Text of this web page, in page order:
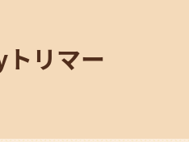
リマー